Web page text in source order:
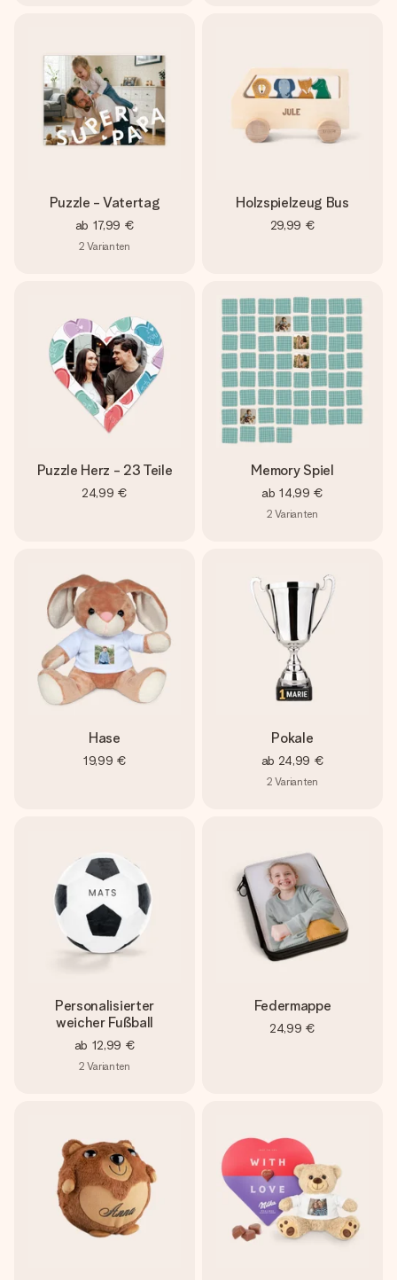
Puzzle - Vatertag
ab 17,99 €
2 Varianten
Holzspielzeug Bus
29,99 €
Puzzle Herz - 23 Teile
24,99 €
Memory Spiel
ab 14,99 €
2 Varianten
Hase
19,99 €
Pokale
ab 24,99 €
2 Varianten
Personalisierter
weicher Fußball
ab 12,99 €
2 Varianten
Federmappe
24,99 €